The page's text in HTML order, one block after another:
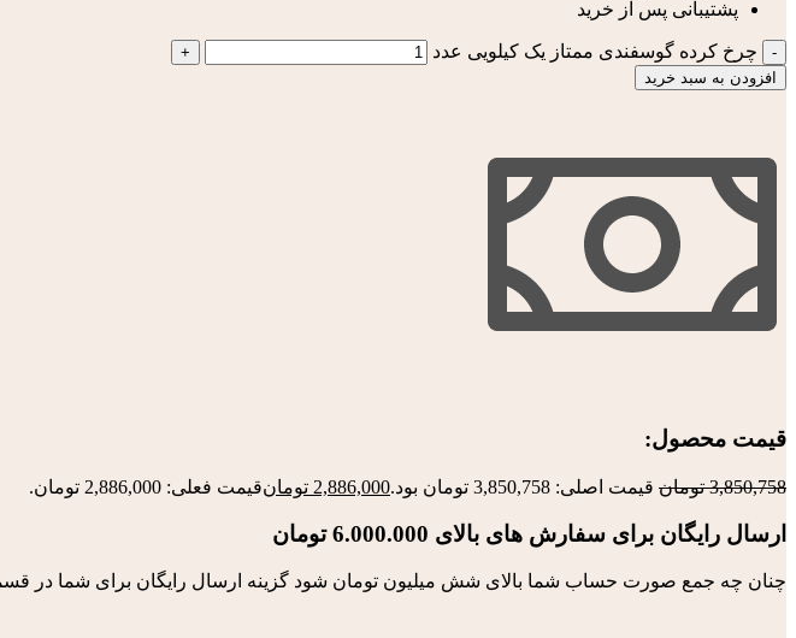
پشتیبانی پس از خرید
چرخ کرده گوسفندی ممتاز یک کیلویی عدد
افزودن به سبد خرید
قیمت محصول:​
3,850,758 تومان قیمت اصلی: 3,850,758 تومان بود. 2,886,000 تومانقیمت فعلی: 2,886,000 تومان.
ارسال رایگان برای سفارش های بالای 6.000.000 تومان
چنان چه جمع صورت حساب شما بالای شش میلیون تومان شود گزینه ارسال رایگان برای شما در